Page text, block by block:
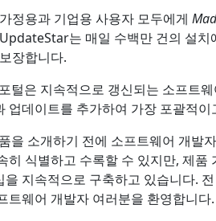
정용과 기업용 사용자 모두에게
는 매일 수백만 건의 설
장합니다.
털은 지속적으로 갱신되는 소프트
업데이트를 추가하여 가장 포괄적
을 소개하기 전에 소프트웨어 개발
히 식별하고 수록할 수 있지만, 제
지속적으로 구축하고 있습니다.
트웨어 개발자 여러분을 환영합니다.